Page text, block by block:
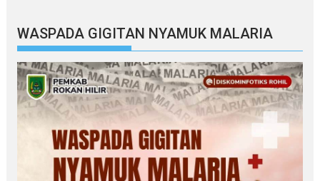
WASPADA GIGITAN NYAMUK MALARIA